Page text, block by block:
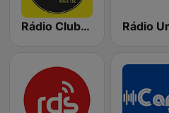
Rádio Clube da Covilhã